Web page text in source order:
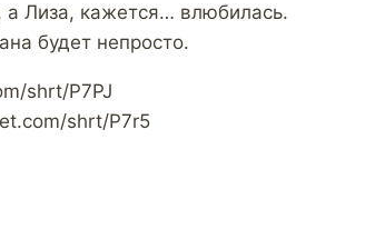
Лиза, кажется… влюбилась.
будет непросто.
shrt/P7PJ
shrt/P7r5